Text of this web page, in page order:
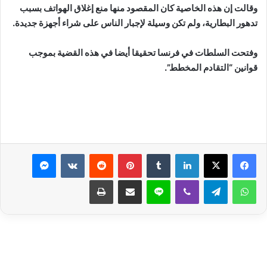
وقالت إن هذه الخاصية كان المقصود منها منع إغلاق الهواتف بسبب
تدهور البطارية، ولم تكن وسيلة لإجبار الناس على شراء أجهزة جديدة.
وفتحت السلطات في فرنسا تحقيقا أيضا في هذه القضية بموجب
قوانين “التقادم المخطط”.
لينكدإن بينتيريست ماسنجر
واتساب تيلقرام ڤايبر لاين مشاركة عبر البريد طباعة